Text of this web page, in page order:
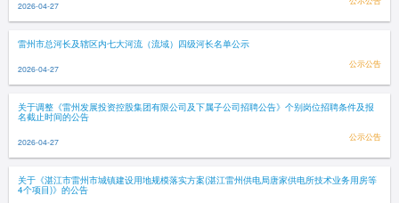
2026-04-27
雷州市总河长及辖区内七大河流（流域）四级河长名单公示
2026-04-27 公示公告
关于调整《雷州发展投资控股集团有限公司及下属子公司招聘公告》个别岗位招聘条件及报
名截止时间的公告
2026-04-27 公示公告
关于《湛江市雷州市城镇建设用地规模落实方案(湛江雷州供电局唐家供电所技术业务用房等
4个项目)》的公告